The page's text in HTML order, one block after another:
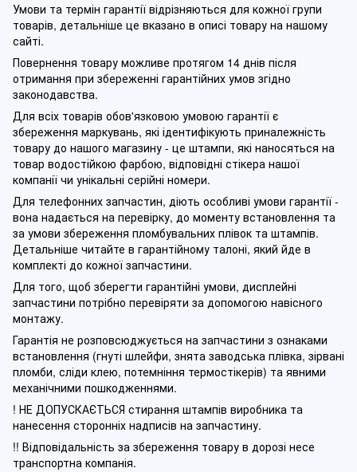
Умови та термін гарантії відрізняються для кожної групи
товарів, детальніше це вказано в описі товару на нашому
сайті.
Повернення товару можливе протягом 14 днів після
отримання при збереженні гарантійних умов згідно
законодавства.
Для всіх товарів обов'язковою умовою гарантії є
збереження маркувань, які ідентифікують приналежність
товару до нашого магазину - це штампи, які наносяться на
товар водостійкою фарбою, відповідні стікера нашої
компанії чи унікальні серійні номери.
Для телефонних запчастин, діють особливі умови гарантії -
вона надається на перевірку, до моменту встановлення та
за умови збереження пломбувальних плівок та штампів.
Детальніше читайте в гарантійному талоні, який йде в
комплекті до кожної запчастини.
Для того, щоб зберегти гарантійні умови, дисплейні
запчастини потрібно перевіряти за допомогою навісного
монтажу.
Гарантія не розповсюджується на запчастини з ознаками
встановлення (гнуті шлейфи, знята заводська плівка, зірвані
пломби, сліди клею, потемніння термостікерів) та явними
механічними пошкодженнями.
! НЕ ДОПУСКАЄТЬСЯ стирання штампів виробника та
нанесення сторонніх надписів на запчастину.
!! Відповідальність за збереження товару в дорозі несе
транспортна компанія.